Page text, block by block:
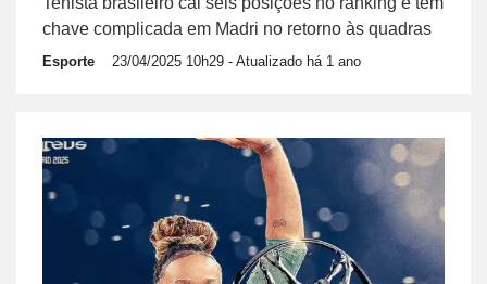
chave complicada em Madri no retorno às quadras
Esporte 23/04/2025 10h29 - Atualizado há 1 ano